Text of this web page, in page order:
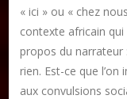
« ici » ou « chez
contexte africain
propos du narrateur
rien. Est-ce que
aux convulsions